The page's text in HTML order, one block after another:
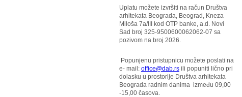
Uplatu možete izvršiti na račun Društva
arhitekata Beograda, Beograd, Kneza
Miloša 7a/III kod OTP banke, a.d. Novi
Sad broj 325-9500600062062-07 sa
pozivom na broj 2026.
Popunjenu pristupnicu možete poslati na
e- mail: office@dab.rs ili popuniti lično pri
dolasku u prostorije Društva arhitekata
Beograda radnim danima između 09,00
-15,00 časova.